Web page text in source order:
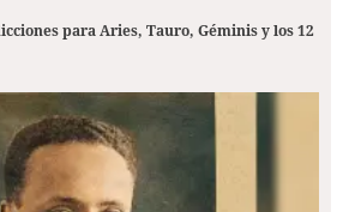
para Aries, Tauro, Géminis y los 12